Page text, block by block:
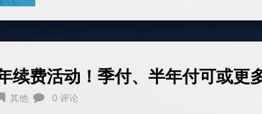
续费活动！季付、半年付可或更
其他 0 评论